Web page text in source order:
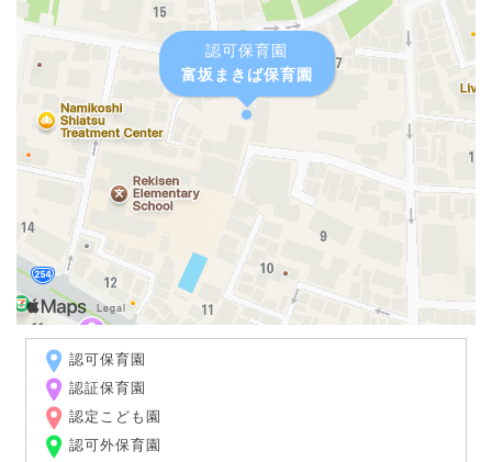
認可保育園
富坂まきば保育園
認可保育園
認証保育園
認定こども園
認可外保育園